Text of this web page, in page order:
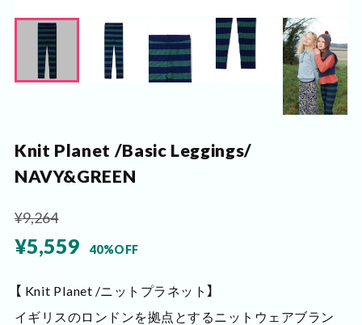
Knit Planet /Basic Leggings/
NAVY&GREEN
¥9,264
¥5,559 40%OFF
【 Knit Planet /ニットプラネット】
イギリスのロンドンを拠点とするニットウェアブラン